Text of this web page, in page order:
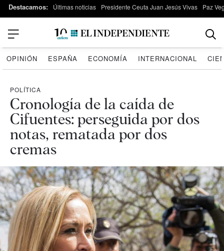
Destacamos: Últimas noticias Presidente Ceuta Juan Jesús Vivas Paz
OPINIÓN ESPAÑA ECONOMÍA INTERNACIONAL
POLÍTICA
Cronología de la caída de
Cifuentes: perseguida por dos
notas, rematada por dos
cremas